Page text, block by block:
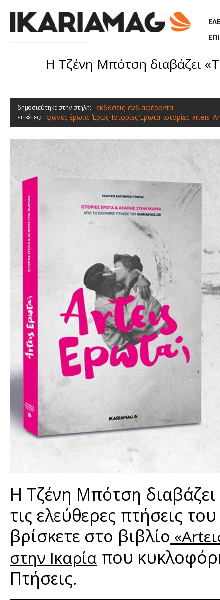
Η Τζένη Μπότση διαβάζει
δημοσιεύτηκε στην στήλη: εκδόσεις, ενδιαφέροντα
ετικέτες: φωνές έρωτα, Έρως, Ιστορίες Έρωτα, ιστορίες, arteis,
Η Τζένη Μπότση διαβάζει
τις ελεύθερες πτήσεις
βρίσκετε στο βιβλίο
στην Ικαρία που
Πτήσεις.